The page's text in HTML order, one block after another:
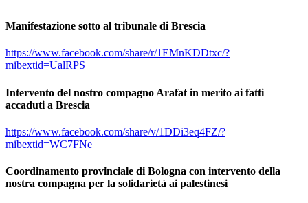
Manifestazione sotto al tribunale di Brescia
https://www.facebook.com/share/r/1EMnKDDtxc/?
mibextid=UalRPS
Intervento del nostro compagno Arafat in merito ai fatti
accaduti a Brescia
https://www.facebook.com/share/v/1DDi3eq4FZ/?
mibextid=WC7FNe
Coordinamento provinciale di Bologna con intervento della
nostra compagna per la solidarietà ai palestinesi